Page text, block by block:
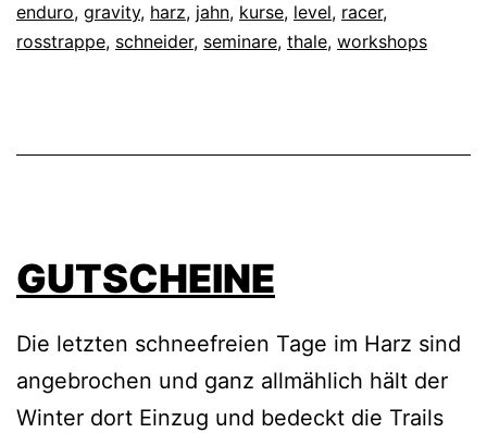
enduro, gravity, harz, jahn, kurse, level, racer,
rosstrappe, schneider, seminare, thale, workshops
GUTSCHEINE
Die letzten schneefreien Tage im Harz sind
angebrochen und ganz allmählich hält der
Winter dort Einzug und bedeckt die Trails